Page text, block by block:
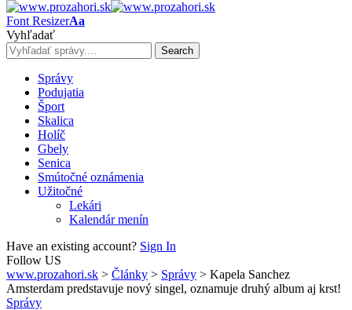
Font ResizerAa
Vyhľadať
Správy
Podujatia
Šport
Skalica
Holíč
Gbely
Senica
Smútočné oznámenia
Užitočné
Lekári
Kalendár menín
Have an existing account? Sign In
Follow US
www.prozahori.sk > Články > Správy > Kapela Sanchez
Amsterdam predstavuje nový singel, oznamuje druhý album aj krst!
Správy